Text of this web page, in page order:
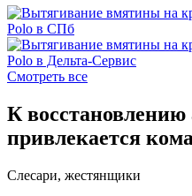
Смотреть все
К восстановлению
привлекается
Слесари, жестянщики